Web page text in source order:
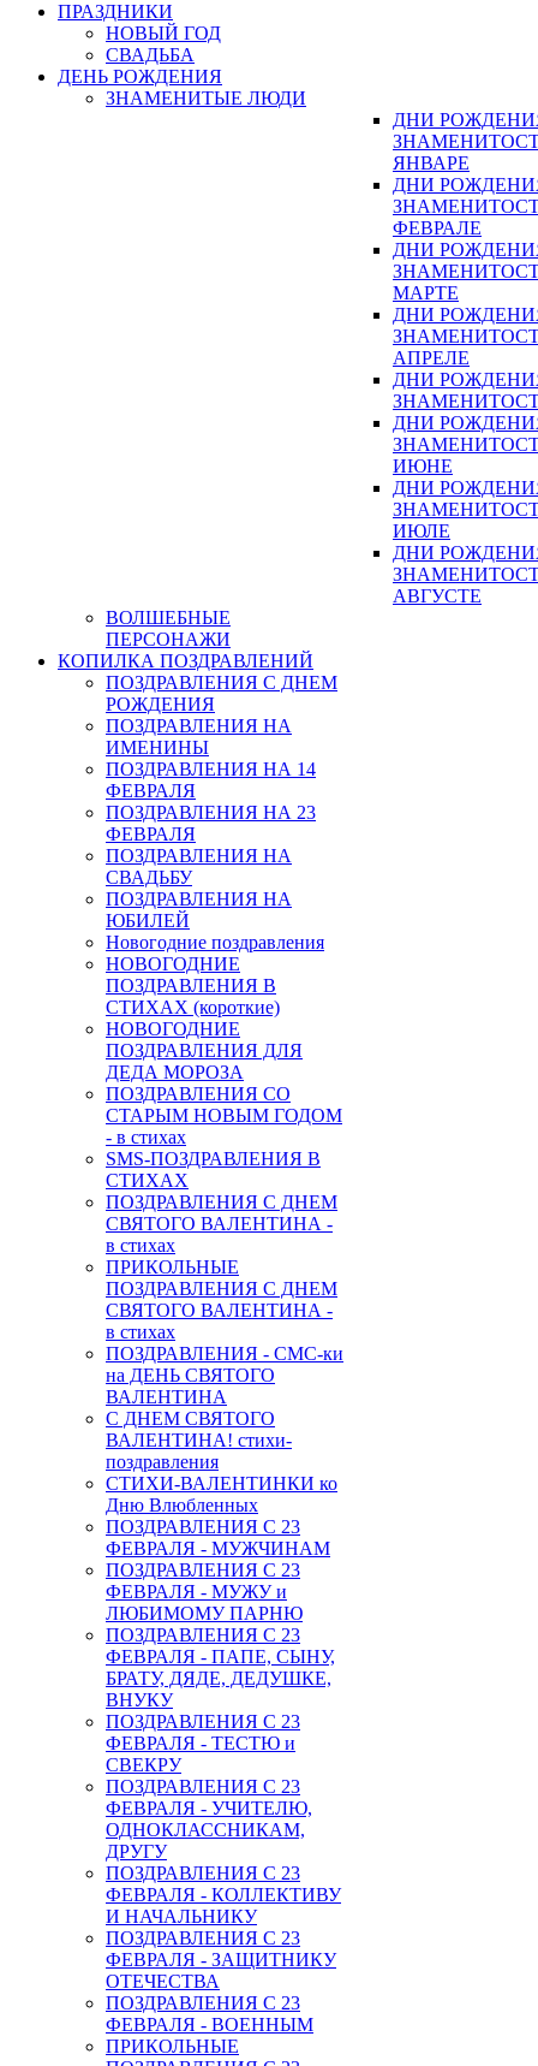
ПРАЗДНИКИ
НОВЫЙ ГОД
СВАДЬБА
ДЕНЬ РОЖДЕНИЯ
ЗНАМЕНИТЫЕ ЛЮДИ
ДНИ
ЯНВАРЕ
ДНИ
ФЕВРАЛЕ
ДНИ
МАРТЕ
ДНИ
АПРЕЛЕ
ДНИ
ДНИ
ИЮНЕ
ДНИ
ИЮЛЕ
ДНИ
АВГУСТЕ
ВОЛШЕБНЫЕ
ПЕРСОНАЖИ
КОПИЛКА ПОЗДРАВЛЕНИЙ
ПОЗДРАВЛЕНИЯ С ДНЕМ
РОЖДЕНИЯ
ПОЗДРАВЛЕНИЯ НА
ИМЕНИНЫ
ПОЗДРАВЛЕНИЯ НА 14
ФЕВРАЛЯ
ПОЗДРАВЛЕНИЯ НА 23
ФЕВРАЛЯ
ПОЗДРАВЛЕНИЯ НА
СВАДЬБУ
ПОЗДРАВЛЕНИЯ НА
ЮБИЛЕЙ
Новогодние поздравления
НОВОГОДНИЕ
ПОЗДРАВЛЕНИЯ В
СТИХАХ (короткие)
НОВОГОДНИЕ
ПОЗДРАВЛЕНИЯ ДЛЯ
ДЕДА МОРОЗА
ПОЗДРАВЛЕНИЯ СО
СТАРЫМ НОВЫМ ГОДОМ
- в стихах
SMS-ПОЗДРАВЛЕНИЯ В
СТИХАХ
ПОЗДРАВЛЕНИЯ С ДНЕМ
СВЯТОГО ВАЛЕНТИНА -
в стихах
ПРИКОЛЬНЫЕ
ПОЗДРАВЛЕНИЯ С ДНЕМ
СВЯТОГО ВАЛЕНТИНА -
в стихах
ПОЗДРАВЛЕНИЯ - СМС-ки
на ДЕНЬ СВЯТОГО
ВАЛЕНТИНА
С ДНЕМ СВЯТОГО
ВАЛЕНТИНА! стихи-
поздравления
СТИХИ-ВАЛЕНТИНКИ ко
Дню Влюбленных
ПОЗДРАВЛЕНИЯ С 23
ФЕВРАЛЯ - МУЖЧИНАМ
ПОЗДРАВЛЕНИЯ С 23
ФЕВРАЛЯ - МУЖУ и
ЛЮБИМОМУ ПАРНЮ
ПОЗДРАВЛЕНИЯ С 23
ФЕВРАЛЯ - ПАПЕ, СЫНУ,
БРАТУ, ДЯДЕ, ДЕДУШКЕ,
ВНУКУ
ПОЗДРАВЛЕНИЯ С 23
ФЕВРАЛЯ - ТЕСТЮ и
СВЕКРУ
ПОЗДРАВЛЕНИЯ С 23
ФЕВРАЛЯ - УЧИТЕЛЮ,
ОДНОКЛАССНИКАМ,
ДРУГУ
ПОЗДРАВЛЕНИЯ С 23
ФЕВРАЛЯ - КОЛЛЕКТИВУ
И НАЧАЛЬНИКУ
ПОЗДРАВЛЕНИЯ С 23
ФЕВРАЛЯ - ЗАЩИТНИКУ
ОТЕЧЕСТВА
ПОЗДРАВЛЕНИЯ С 23
ФЕВРАЛЯ - ВОЕННЫМ
ПРИКОЛЬНЫЕ